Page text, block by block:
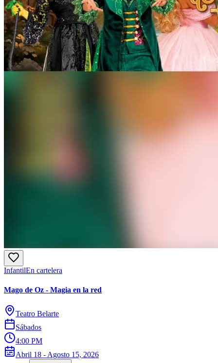
InfantilEn cartelera
Mago de Oz - Magia en la red
Teatro Belarte
Sábados
4:00 PM
Abril 18 - Agosto 15, 2026